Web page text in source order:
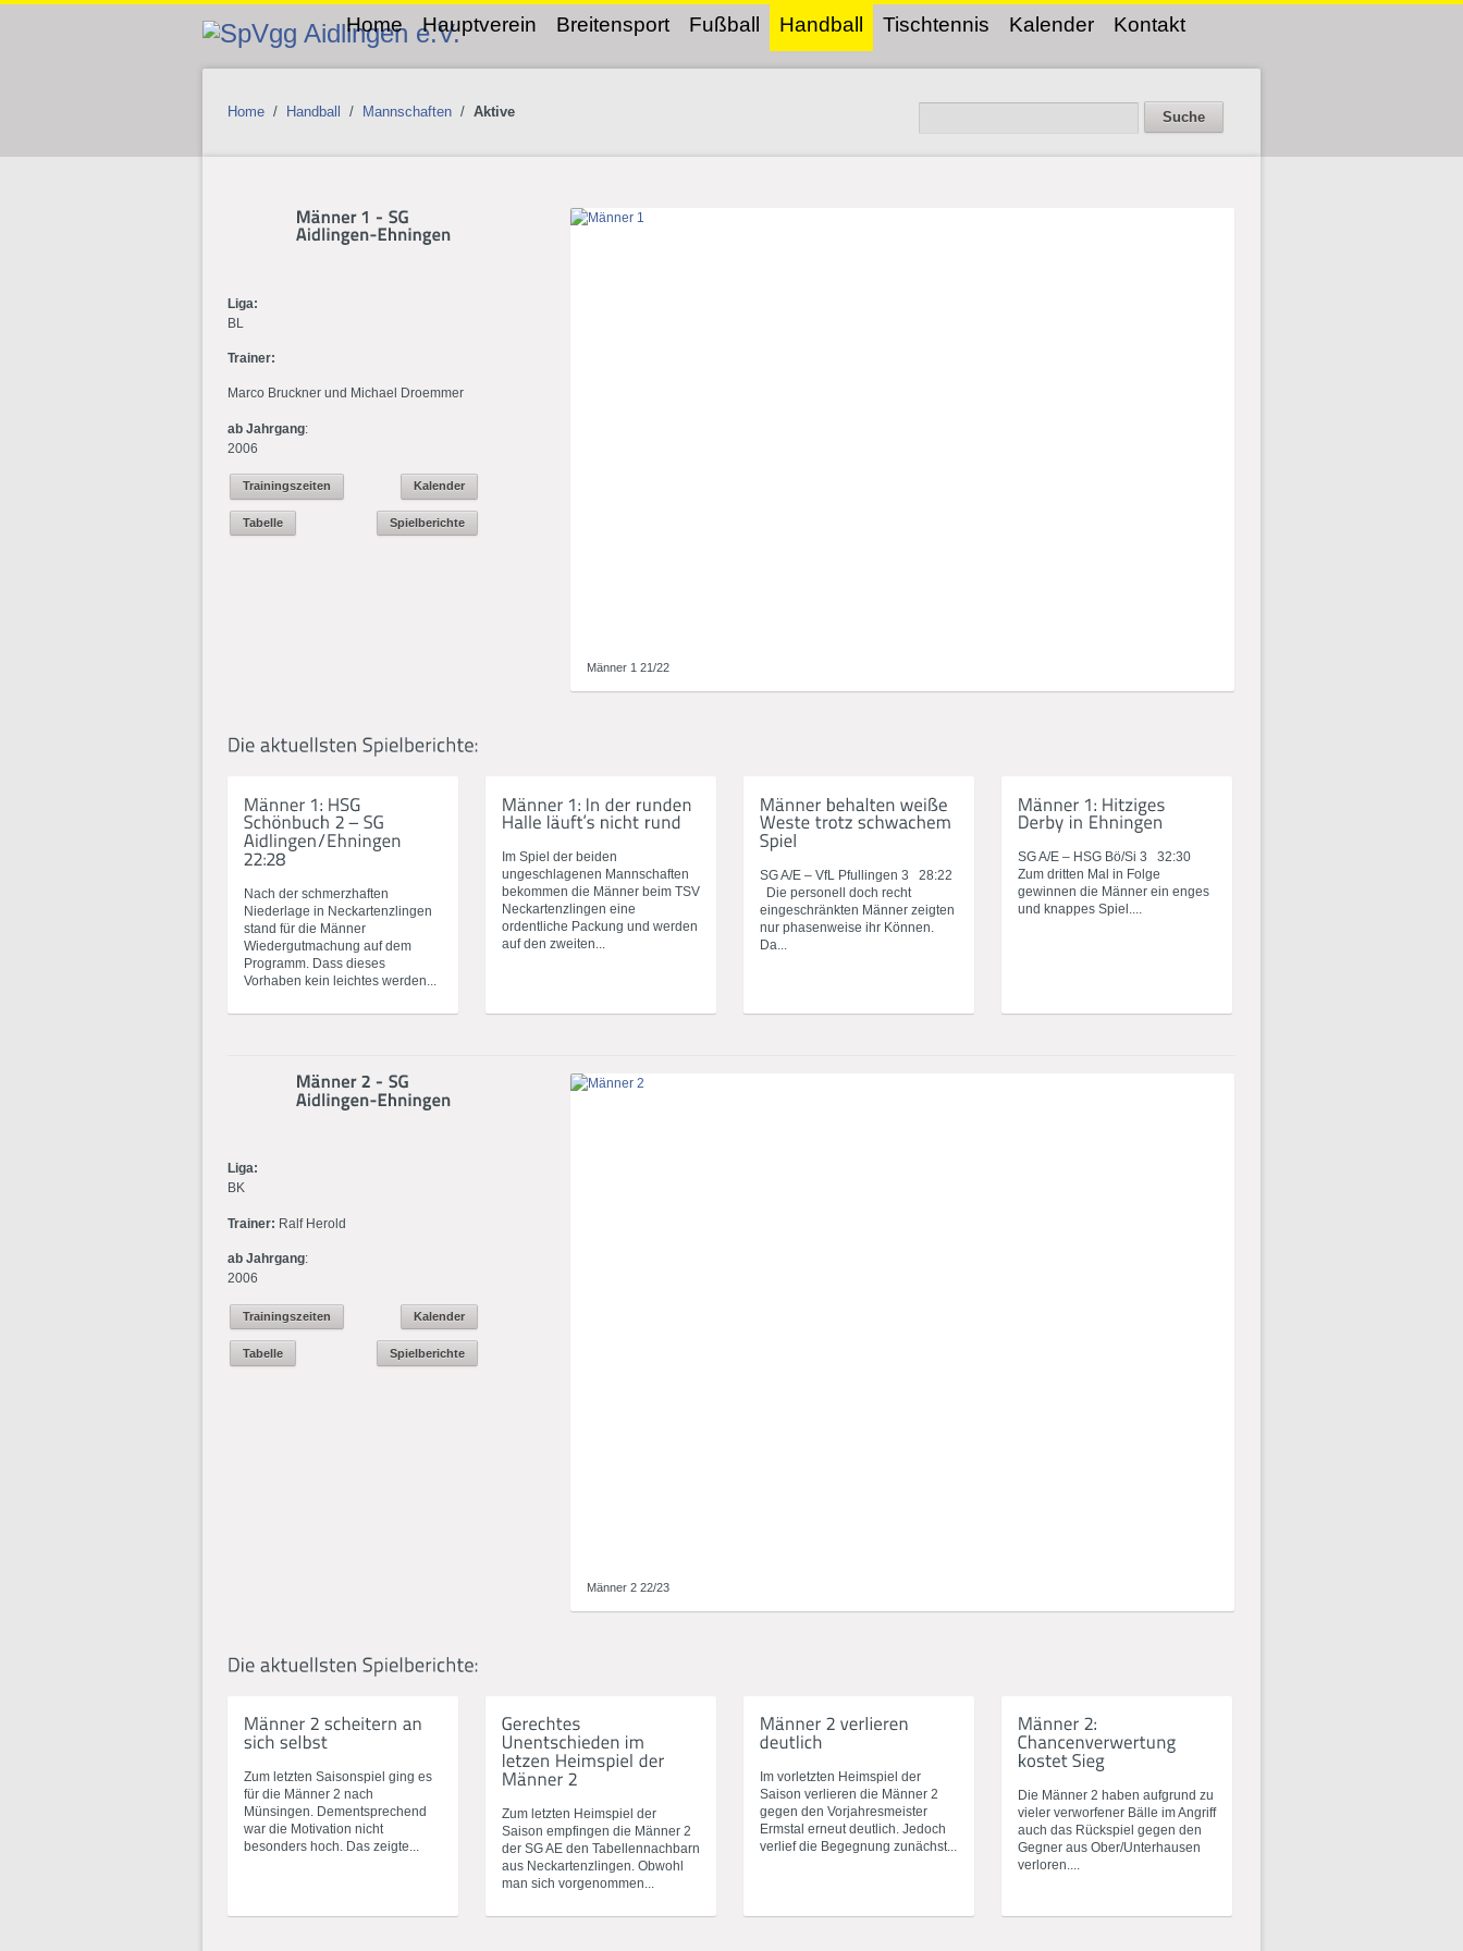
Home Hauptverein Breitensport Fußball Handball Tischtennis Kalender Kontakt
Home / Handball / Mannschaften / Aktive
Liga:
BL
Trainer:
Marco Bruckner und Michael Droemmer
ab Jahrgang:
2006
Trainingszeiten Kalender
Tabelle Spielberichte
Männer 1 21/22
Nach der schmerzhaften
Niederlage in Neckartenzlingen
stand für die Männer
Wiedergutmachung auf dem
Programm. Dass dieses
Vorhaben kein leichtes werden...
Im Spiel der beiden
ungeschlagenen Mannschaften
bekommen die Männer beim TSV
Neckartenzlingen eine
ordentliche Packung und werden
auf den zweiten...
SG A/E – VfL Pfullingen 3 28:22
Die personell doch recht
eingeschränkten Männer zeigten
nur phasenweise ihr Können.
Da...
SG A/E – HSG Bö/Si 3 32:30
Zum dritten Mal in Folge
gewinnen die Männer ein enges
und knappes Spiel....
Liga:
BK
Trainer: Ralf Herold
ab Jahrgang:
2006
Trainingszeiten Kalender
Tabelle Spielberichte
Männer 2 22/23
Zum letzten Saisonspiel ging es
für die Männer 2 nach
Münsingen. Dementsprechend
war die Motivation nicht
besonders hoch. Das zeigte...
Zum letzten Heimspiel der
Saison empfingen die Männer 2
der SG AE den Tabellennachbarn
aus Neckartenzlingen. Obwohl
man sich vorgenommen...
Im vorletzten Heimspiel der
Saison verlieren die Männer 2
gegen den Vorjahresmeister
Ermstal erneut deutlich. Jedoch
verlief die Begegnung zunächst...
Die Männer 2 haben aufgrund zu
vieler verworfener Bälle im Angriff
auch das Rückspiel gegen den
Gegner aus Ober/Unterhausen
verloren....